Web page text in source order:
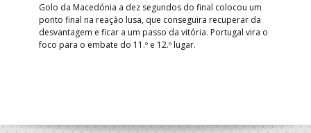
Golo da Macedónia a dez segundos do final colocou um
ponto final na reação lusa, que conseguira recuperar da
desvantagem e ficar a um passo da vitória. Portugal vira o
foco para o embate do 11.º e 12.º lugar.